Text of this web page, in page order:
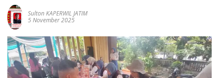
Sulton KAPERWIL JATIM
5 November 2025